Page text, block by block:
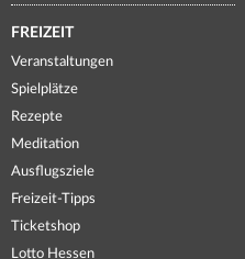
FREIZEIT
Veranstaltungen
Spielplätze
Rezepte
Meditation
Ausflugsziele
Freizeit-Tipps
Ticketshop
Lotto Hessen